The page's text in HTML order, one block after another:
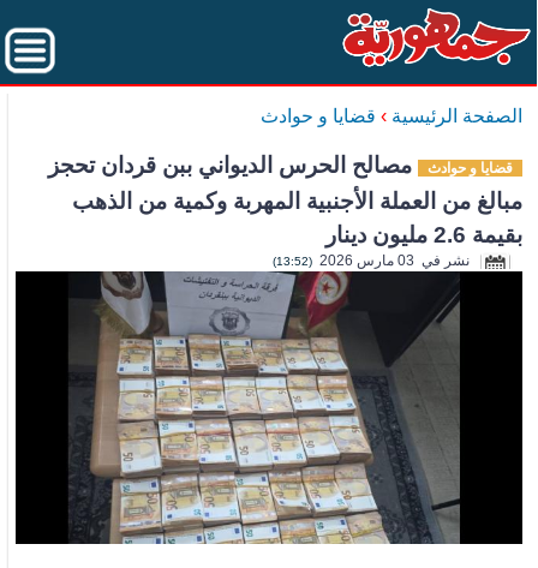
الصفحة الرئيسية › قضايا و حوادث
قضايا و حوادث مصالح الحرس الديواني ببن قردان تحجز
مبالغ من العملة الأجنبية المهربة وكمية من الذهب
بقيمة 2.6 مليون دينار
نشر في 03 مارس 2026 (13:52)